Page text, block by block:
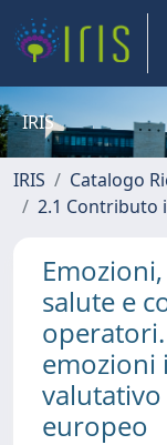
IRIS
IRIS Catalogo
2.1 Contributo
salute e
emozioni
europeo